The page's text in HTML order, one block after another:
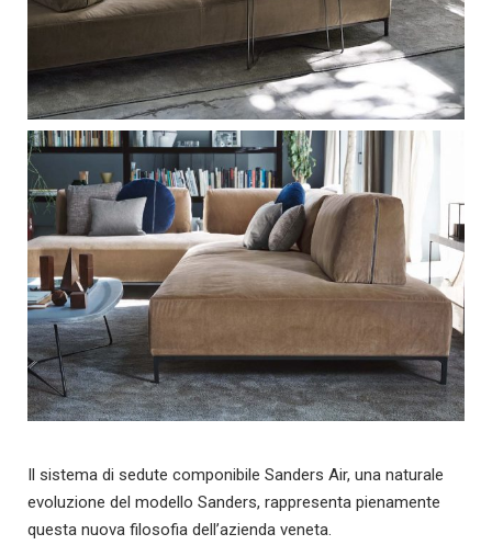
Il sistema di sedute componibile Sanders Air, una naturale
evoluzione del modello Sanders, rappresenta pienamente
questa nuova filosofia dell’azienda veneta.